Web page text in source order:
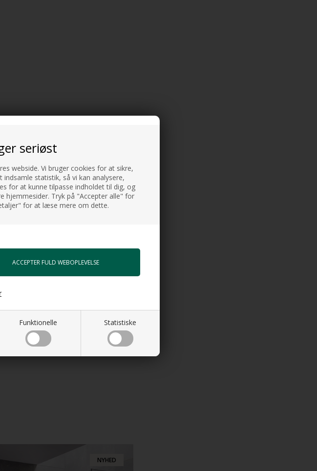
seriøst
webside. Vi bruger cookies for at sikre,
statistik, så vi kan analysere,
for at kunne tilpasse indholdet til dig, og
hjemmesider. Tryk på "Accepter alle" for
for at læse mere om dette.
Funktionelle Statistiske
NYHED